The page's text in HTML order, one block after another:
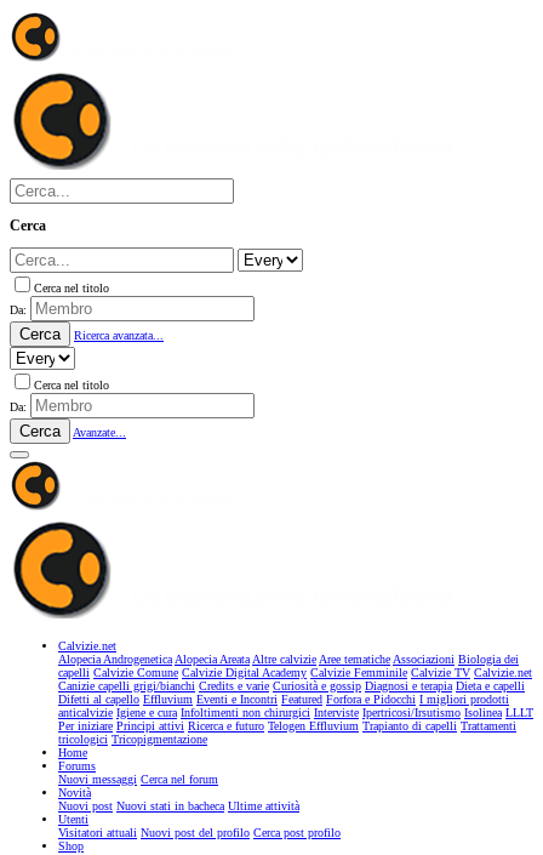
Cerca
Cerca nel titolo
Da:
Cerca Ricerca avanzata...
Cerca nel titolo
Da:
Cerca Avanzate...
Calvizie.net
Alopecia AndrogeneticaAlopecia AreataAltre calvizieAree tematicheAssociazioni Biologia dei
capelli Calvizie Comune Calvizie Digital Academy Calvizie Femminile Calvizie TV Calvizie.net
Canizie capelli grigi/bianchi Credits e varie Curiosità e gossip Diagnosi e terapia Dieta e capelli
Difetti al capello Effluvium Eventi e Incontri Featured Forfora e Pidocchi I migliori prodotti
anticalvizie Igiene e cura Infoltimenti non chirurgici Interviste Ipertricosi/Irsutismo Isolinea LLLT
Per iniziare Principi attivi Ricerca e futuro Telogen Effluvium Trapianto di capelli Trattamenti
tricologici Tricopigmentazione
Home
Forums
Nuovi messaggi Cerca nel forum
Novità
Nuovi post Nuovi stati in bacheca Ultime attività
Utenti
Visitatori attuali Nuovi post del profilo Cerca post profilo
Shop